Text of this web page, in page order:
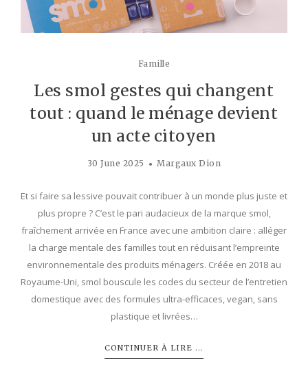
Famille
Les smol gestes qui changent
tout : quand le ménage devient
un acte citoyen
30 June 2025 Margaux Dion
Et si faire sa lessive pouvait contribuer à un monde plus juste et
plus propre ? C’est le pari audacieux de la marque smol,
fraîchement arrivée en France avec une ambition claire : alléger
la charge mentale des familles tout en réduisant l’empreinte
environnementale des produits ménagers. Créée en 2018 au
Royaume-Uni, smol bouscule les codes du secteur de l’entretien
domestique avec des formules ultra-efficaces, vegan, sans
plastique et livrées…
CONTINUER À LIRE ...